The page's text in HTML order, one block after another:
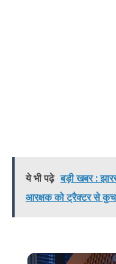
ये भी पढ़े बड़ी खबर :
आरक्षक को ट्रैक्टर से